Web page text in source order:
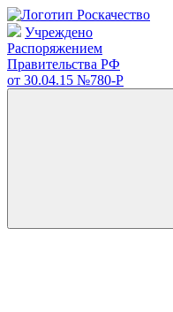
Учреждено
Распоряжением
Правительства РФ
от 30.04.15 №780-Р